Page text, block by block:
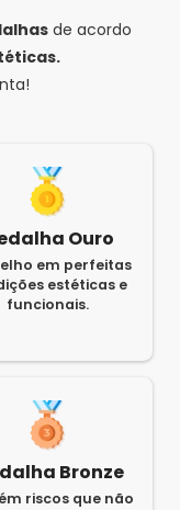
de acordo
Ouro
em perfeitas
estéticas e
funcionais.
Bronze
riscos que não